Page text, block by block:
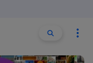
Buscar